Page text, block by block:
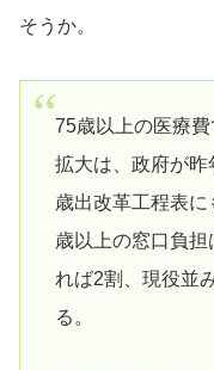
そうか。
75歳以上の医療
拡大は、政府が
歳出改革工程表
歳以上の窓口負
れば2割、現役並
る。